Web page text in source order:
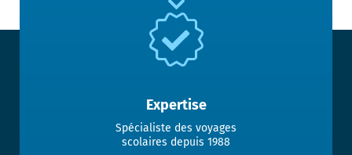
Expertise
Spécialiste des voyages
scolaires depuis 1988